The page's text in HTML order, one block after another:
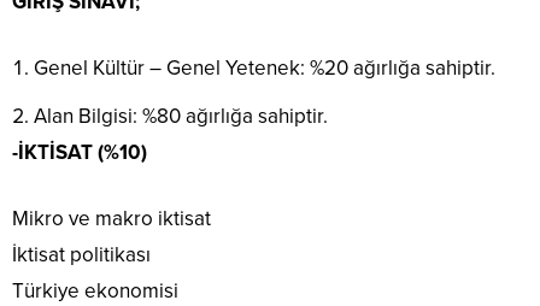
Genel Kültür – Genel Yetenek: %20 ağırlığa sahiptir.
Alan Bilgisi: %80 ağırlığa sahiptir.
-İKTİSAT (%10)
Mikro ve makro iktisat
İktisat politikası
Türkiye ekonomisi